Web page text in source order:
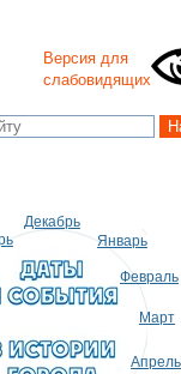
Версия для
слабовидящих
Январь
Февраль
Март
Апрель
Декабрь